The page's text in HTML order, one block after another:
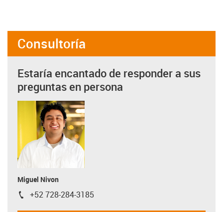
Consultoría
Estaría encantado de responder a sus
preguntas en persona
Miguel Nivon
igus-icon-phone
+52 728-284-3185